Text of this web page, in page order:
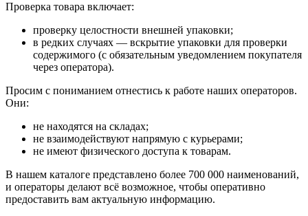
Проверка товара включает:
проверку целостности внешней упаковки;
в редких случаях — вскрытие упаковки для проверки
содержимого (с обязательным уведомлением покупателя
через оператора).
Просим с пониманием отнестись к работе наших операторов.
Они:
не находятся на складах;
не взаимодействуют напрямую с курьерами;
не имеют физического доступа к товарам.
В нашем каталоге представлено более 700 000 наименований,
и операторы делают всё возможное, чтобы оперативно
предоставить вам актуальную информацию.